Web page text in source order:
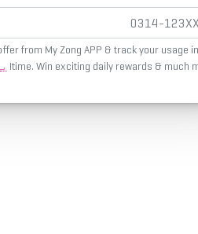
from My Zong APP & track your usage
time. Win exciting daily rewards & much